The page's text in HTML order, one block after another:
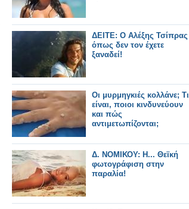
ΔΕΙΤΕ: Ο Αλέξης Τσίπρας
όπως δεν τον έχετε
ξαναδεί!
Οι μυρμηγκιές κολλάνε; Τι
είναι, ποιοι κινδυνεύουν
και πώς
αντιμετωπίζονται;
Δ. ΝΟΜΙΚΟΥ: Η... Θεϊκή
φωτογράφιση στην
παραλία!